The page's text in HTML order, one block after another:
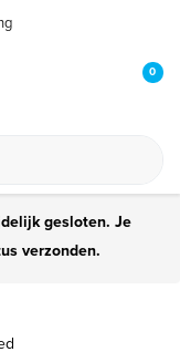
0
gesloten. Je
verzonden.